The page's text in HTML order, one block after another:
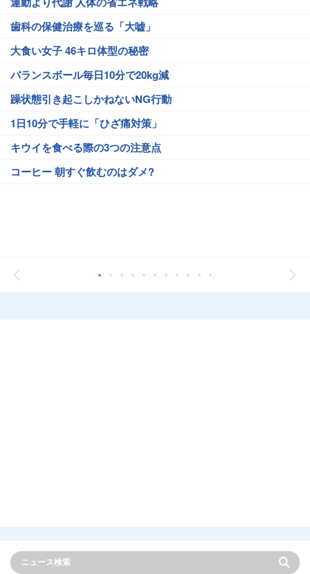
歯科の保健治療を巡る「大嘘」
大食い女子 46キロ体型の秘密
バランスボール毎日10分で20kg減
躁状態引き起こしかねないNG行動
1日10分で手軽に「ひざ痛対策」
キウイを食べる際の3つの注意点
コーヒー 朝すぐ飲むのはダメ?